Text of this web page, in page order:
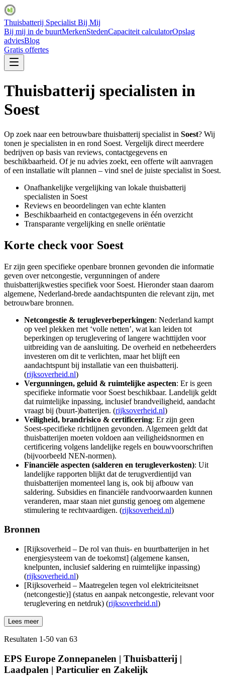
Thuisbatterij Specialist Bij Mij
Bij mij in de buurtMerkenStedenCapaciteit calculatorOpslag
adviesBlog
Gratis offertes
Thuisbatterij specialisten in
Soest
Op zoek naar een betrouwbare thuisbatterij specialist in Soest? Wij
tonen je specialisten in en rond Soest. Vergelijk direct meerdere
bedrijven op basis van reviews, contactgegevens en
beschikbaarheid. Of je nu advies zoekt, een offerte wilt aanvragen
of een installatie wilt plannen – vind snel de juiste specialist in Soest.
Onafhankelijke vergelijking van lokale thuisbatterij
specialisten in Soest
Reviews en beoordelingen van echte klanten
Beschikbaarheid en contactgegevens in één overzicht
Transparante vergelijking en snelle oriëntatie
Korte check voor Soest
Er zijn geen specifieke openbare bronnen gevonden die informatie
geven over netcongestie, vergunningen of andere
thuisbatterijkwesties specifiek voor Soest. Hieronder staan daarom
algemene, Nederland-brede aandachtspunten die relevant zijn, met
betrouwbare bronnen.
Netcongestie & terugleverbeperkingen: Nederland kampt
op veel plekken met ‘volle netten’, wat kan leiden tot
beperkingen op teruglevering of langere wachttijden voor
uitbreiding van de aansluiting. De overheid en netbeheerders
investeren om dit te verlichten, maar het blijft een
aandachtspunt bij installatie van een thuisbatterij.
(rijksoverheid.nl)
Vergunningen, geluid & ruimtelijke aspecten: Er is geen
specifieke informatie voor Soest beschikbaar. Landelijk geldt
dat ruimtelijke inpassing, inclusief brandveiligheid, aandacht
vraagt bij (buurt‑)batterijen. (rijksoverheid.nl)
Veiligheid, brandrisico & certificering: Er zijn geen
Soest‑specifieke richtlijnen gevonden. Algemeen geldt dat
thuisbatterijen moeten voldoen aan veiligheidsnormen en
certificering volgens landelijke regels en bouwvoorschriften
(bijvoorbeeld NEN-normen).
Financiële aspecten (salderen en terugleverkosten): Uit
landelijke rapporten blijkt dat de terugverdientijd van
thuisbatterijen momenteel lang is, ook bij afbouw van
saldering. Subsidies en financiële randvoorwaarden kunnen
veranderen, maar staan niet gunstig genoeg om algemene
stimulering te rechtvaardigen. (rijksoverheid.nl)
Bronnen
[Rijksoverheid – De rol van thuis‑ en buurtbatterijen in het
energiesysteem van de toekomst] (algemene kansen,
knelpunten, inclusief saldering en ruimtelijke inpassing)
(rijksoverheid.nl)
[Rijksoverheid – Maatregelen tegen vol elektriciteitsnet
(netcongestie)] (status en aanpak netcongestie, relevant voor
teruglevering en netdruk) (rijksoverheid.nl)
Lees meer
Resultaten 1-50 van 63
EPS Europe Zonnepanelen | Thuisbatterij |
Laadpalen | Particulier en Zakelijk